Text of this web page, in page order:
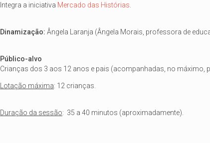
Integra a iniciativa Mercado das Histórias
Dinamização: Ângela Laranja (Ângela Morais, professora de
Público-alvo
Crianças dos 3 aos 12 anos e pais (acompanhadas, no máximo,
Lotação máxima: 12 crianças.
Duração da sessão: 35 a 40 minutos (aproximadamente).